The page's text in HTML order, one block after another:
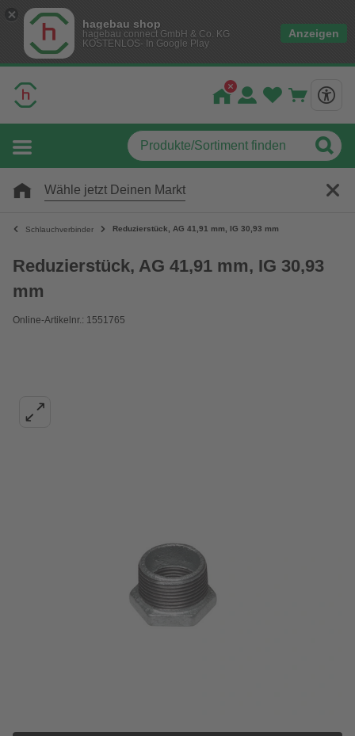
hagebau shop
hagebau connect GmbH & Co. KG
KOSTENLOS- In Google Play
Anzeigen
Wähle jetzt Deinen Markt
Schlauchverbinder Reduzierstück, AG 41,91 mm, IG 30,93 mm
Reduzierstück, AG 41,91 mm, IG 30,93
mm
Online-Artikelnr.: 1551765